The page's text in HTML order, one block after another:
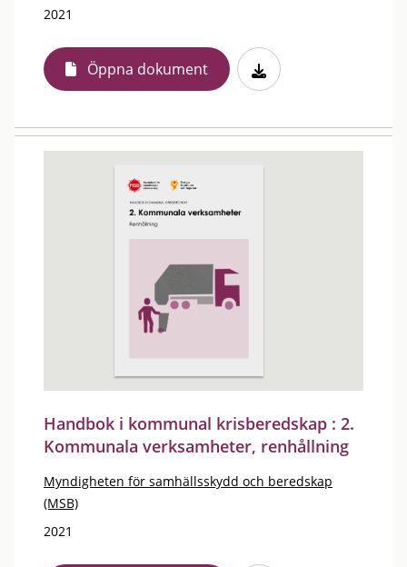
2021
Öppna dokument
Handbok i kommunal krisberedskap : 2.
Kommunala verksamheter, renhållning
Myndigheten för samhällsskydd och beredskap
(MSB)
2021